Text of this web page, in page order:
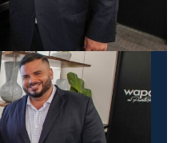
with a DIRECTV
Pack.